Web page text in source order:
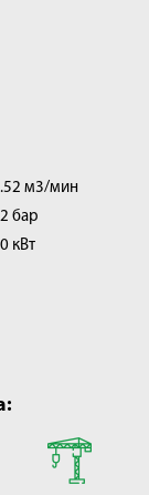
м3/мин
бар
кВт